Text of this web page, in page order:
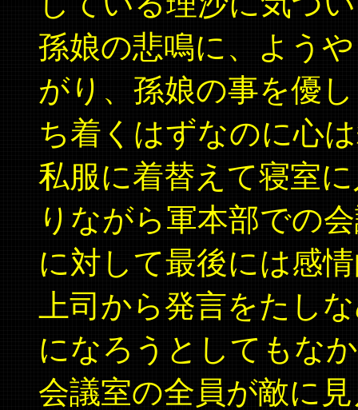
孫娘の悲鳴に、よう
がり、孫娘の事を優
ち着くはずなのに心
私服に着替えて寝室
りながら軍本部での
に対して最後には感
上司から発言をたし
になろうとしてもな
会議室の全員が敵に